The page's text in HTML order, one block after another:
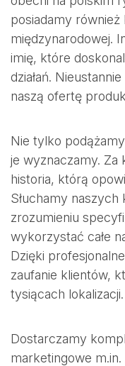
posiadamy również
międzynarodowej.
imię, które
działań.
naszą ofertę
Nie tylko
je wyznaczamy. Za
historia, którą
Słuchamy
zrozumieniu
wykorzystać całe
Dzięki
zaufanie klientów,
tysiącach lokalizacji.
Dostarczamy
marketingowe